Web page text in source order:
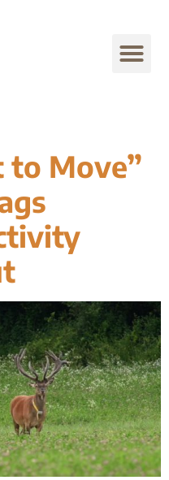
to Move”